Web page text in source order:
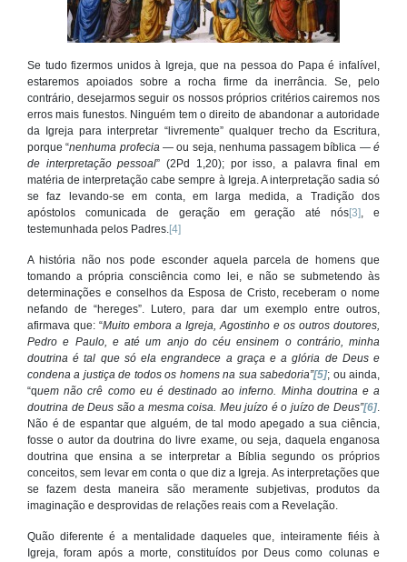
Se tudo fizermos unidos à Igreja, que na pessoa do Papa é infalível,
estaremos apoiados sobre a rocha firme da inerrância. Se, pelo
contrário, desejarmos seguir os nossos próprios critérios cairemos nos
erros mais funestos. Ninguém tem o direito de abandonar a autoridade
da Igreja para interpretar “livremente” qualquer trecho da Escritura,
porque “nenhuma profecia— ou seja, nenhuma passagem bíblica —é
de interpretação pessoal” (2Pd 1,20); por isso, a palavra final em
matéria de interpretação cabe sempre à Igreja. A interpretação sadia só
se faz levando-se em conta, em larga medida, a Tradição dos
apóstolos comunicada de geração em geração até nós[3], e
testemunhada pelos Padres.[4]
A história não nos pode esconder aquela parcela de homens que
tomando a própria consciência como lei, e não se submetendo às
determinações e conselhos da Esposa de Cristo, receberam o nome
nefando de “hereges”. Lutero, para dar um exemplo entre outros,
afirmava que: “Muito embora a Igreja, Agostinho e os outros doutores,
Pedro e Paulo, e até um anjo do céu ensinem o contrário, minha
doutrina é tal que só ela engrandece a graça e a glória de Deus e
condena a justiça de todos os homens na sua sabedoria”[5]; ou ainda,
“quem não crê como eu é destinado ao inferno. Minha doutrina e a
doutrina de Deus são a mesma coisa. Meu juízo é o juízo de Deus”[6].
Não é de espantar que alguém, de tal modo apegado a sua ciência,
fosse o autor da doutrina do livre exame, ou seja, daquela enganosa
doutrina que ensina a se interpretar a Bíblia segundo os próprios
conceitos, sem levar em conta o que diz a Igreja. As interpretações que
se fazem desta maneira são meramente subjetivas, produtos da
imaginação e desprovidas de relações reais com a Revelação.
Quão diferente é a mentalidade daqueles que, inteiramente fiéis à
Igreja, foram após a morte, constituídos por Deus como colunas e